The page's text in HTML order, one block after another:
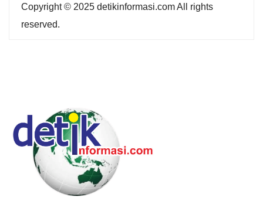
Copyright © 2025 detikinformasi.com All rights
reserved.